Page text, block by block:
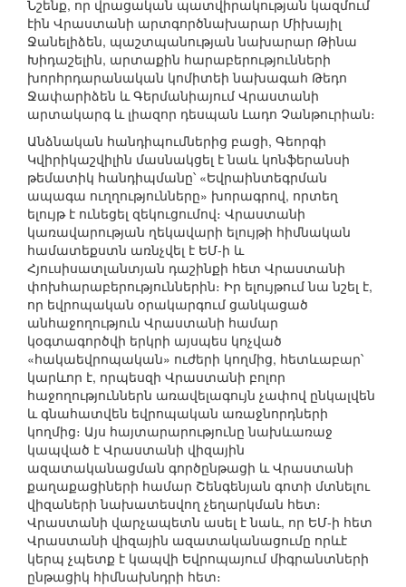
Նշենք, որ վրացական պատվիրակության կազմում
էին Վրաստանի արտգործնախարար Միխայիլ
Ջանելիձեն, պաշտպանության նախարար Թինա
Խիդաշելին, արտաքին հարաբերությունների
խորհրդարանական կոմիտեի նախագահ Թեդո
Ջափարիձեն և Գերմանիայում Վրաստանի
արտակարգ և լիազոր դեսպան Լադո Չանթուրիան։
Անձնական հանդիպումներից բացի, Գեորգի
Կվիրիկաշվիլին մասնակցել է նաև կոնֆերանսի
թեմատիկ հանդիպմանը՝ «Եվրաինտեգրման
ապագա ուղղությունները» խորագրով, որտեղ
ելույթ է ունեցել զեկուցումով։ Վրաստանի
կառավարության ղեկավարի ելույթի հիմնական
համատեքստն առնչվել է ԵՄ-ի և
Հյուսիսատլանտյան դաշինքի հետ Վրաստանի
փոխհարաբերություններին։ Իր ելույթում նա նշել է,
որ եվրոպական օրակարգում ցանկացած
անհաջողություն Վրաստանի համար
կօգտագործվի երկրի այսպես կոչված
«հակաեվրոպական» ուժերի կողմից, հետևաբար՝
կարևոր է, որպեսզի Վրաստանի բոլոր
հաջողություններն առավելագույն չափով ընկալվեն
և գնահատվեն եվրոպական առաջնորդների
կողմից։ Այս հայտարարությունը նախևառաջ
կապված է Վրաստանի վիզային
ազատականացման գործընթացի և Վրաստանի
քաղաքացիների համար Շենգենյան գոտի մտնելու
վիզաների նախատեսվող չեղարկման հետ։
Վրաստանի վարչապետն ասել է նաև, որ ԵՄ-ի հետ
Վրաստանի վիզային ազատականացումը որևէ
կերպ չպետք է կապվի Եվրոպայում միգրանտների
ընթացիկ հիմնախնդրի հետ։